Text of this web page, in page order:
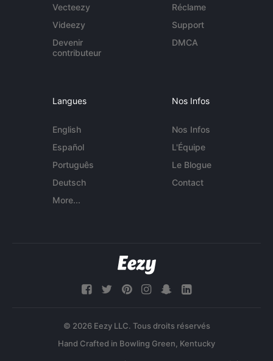
Vecteezy
Videezy
Devenir
contributeur
Réclame
Support
DMCA
Langues
English
Español
Português
Deutsch
More...
Nos Infos
Nos Infos
L'Équipe
Le Blogue
Contact
© 2026 Eezy LLC. Tous droits réservés